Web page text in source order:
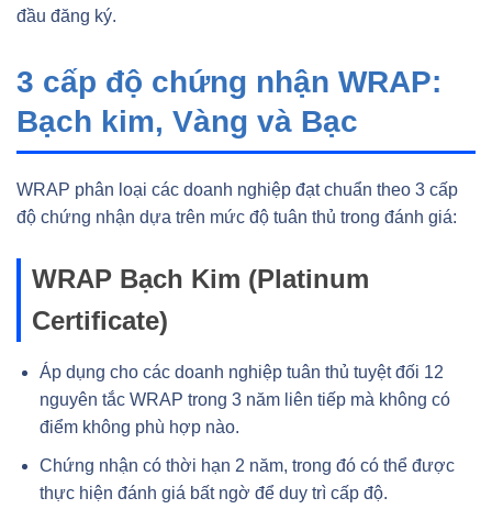
đầu đăng ký.
3 cấp độ chứng nhận WRAP:
Bạch kim, Vàng và Bạc
WRAP phân loại các doanh nghiệp đạt chuẩn theo 3 cấp
độ chứng nhận dựa trên mức độ tuân thủ trong đánh giá:
WRAP Bạch Kim (Platinum
Certificate)
Áp dụng cho các doanh nghiệp tuân thủ tuyệt đối 12
nguyên tắc WRAP trong 3 năm liên tiếp mà không có
điểm không phù hợp nào.
Chứng nhận có thời hạn 2 năm, trong đó có thể được
thực hiện đánh giá bất ngờ để duy trì cấp độ.